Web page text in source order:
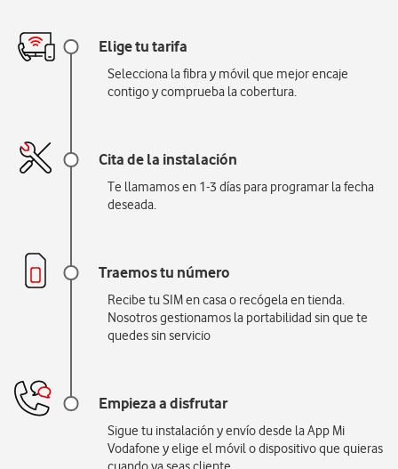
Elige tu tarifa
Selecciona la fibra y móvil que mejor encaje
contigo y comprueba la cobertura.
Cita de la instalación
Te llamamos en 1-3 días para programar la fecha
deseada.
Traemos tu número
Recibe tu SIM en casa o recógela en tienda.
Nosotros gestionamos la portabilidad sin que te
quedes sin servicio
Empieza a disfrutar
Sigue tu instalación y envío desde la App Mi
Vodafone y elige el móvil o dispositivo que quieras